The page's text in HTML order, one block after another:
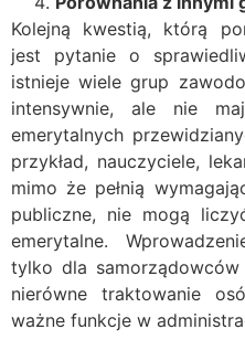
Kolejną kwestią, którą
jest pytanie o
istnieje wiele grup
intensywnie, ale nie
emerytalnych
przykład, nauczyciele,
mimo że pełnią
publiczne, nie mogą
emerytalne.
tylko dla
nierówne traktowanie
ważne funkcje w